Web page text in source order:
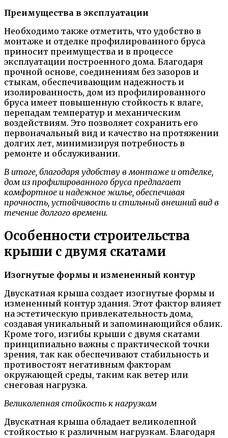
Преимущества в эксплуатации
Необходимо также отметить, что удобство в
монтаже и отделке профилированного бруса
приносит преимущества и в процессе
эксплуатации построенного дома. Благодаря
прочной основе, соединениям без зазоров и
стыкам, обеспечивающим надежность и
изолированность, дом из профилированного
бруса имеет повышенную стойкость к влаге,
перепадам температур и механическим
воздействиям. Это позволяет сохранить его
первоначальный вид и качество на протяжении
долгих лет, минимизируя потребность в
ремонте и обслуживании.
В итоге, благодаря удобству в монтаже и отделке,
дом из профилированного бруса предлагает
комфортное и надежное жилье, обеспечивая
прочность, устойчивость и стильный внешний вид в
течение долгого времени.
Особенности строительства
крыши с двумя скатами
Изогнутые формы и измененный контур
Двускатная крыша создает изогнутые формы и
измененный контур здания. Этот фактор влияет
на эстетическую привлекательность дома,
создавая уникальный и запоминающийся облик.
Кроме того, изгибы крыши с двумя скатами
принципиально важны с практической точки
зрения, так как обеспечивают стабильность и
противостоят негативным факторам
окружающей среды, таким как ветер или
снеговая нагрузка.
Великолепная стойкость к нагрузкам
Двускатная крыша обладает великолепной
стойкостью к различным нагрузкам. Благодаря